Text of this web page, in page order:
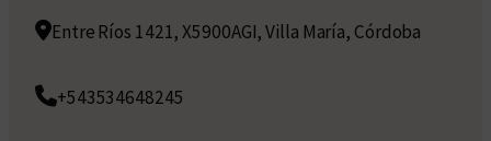
Entre Ríos 1421, X5900AGI, Villa María, Córdoba
+543534648245